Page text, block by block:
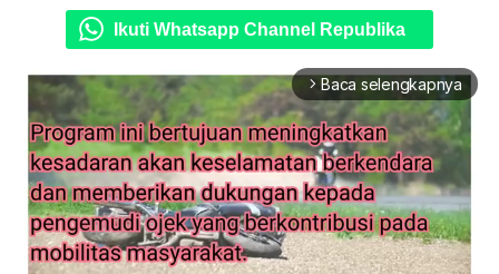
Ikuti Whatsapp Channel Republika
arrow_forward_ios Baca selengkapnya